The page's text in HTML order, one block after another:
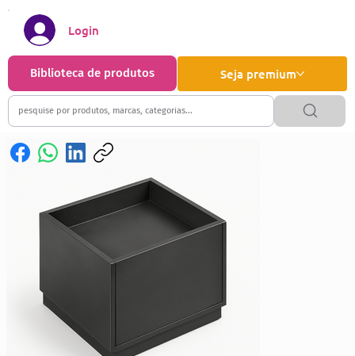
Seja premium
Biblioteca de produtos
Login